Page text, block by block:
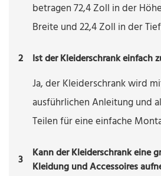
betragen 72,4 Zoll in der
Breite und 22,4 Zoll in der
2 Ist der Kleiderschrank einfach
Ja, der Kleiderschrank wird
ausführlichen Anleitung und
Teilen für eine einfache
3
Kann der Kleiderschrank eine
Kleidung und Accessoires